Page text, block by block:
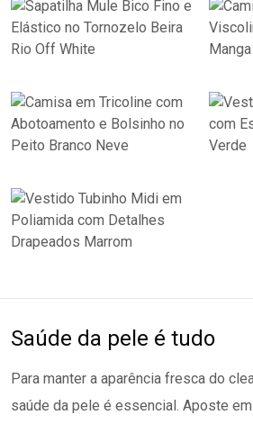
Saúde da pele é tudo
Para manter a aparência fresca do
saúde da pele é essencial. Aposte